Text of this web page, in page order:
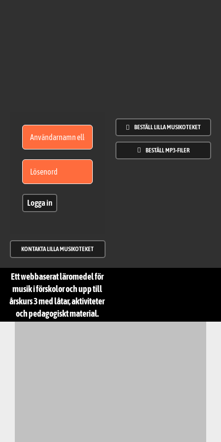
Logga in
BESTÄLL LILLA MUSIKOTEKET
BESTÄLL MP3-FILER
KONTAKTA LILLA MUSIKOTEKET
Ett webbaserat läromedel för
musik i förskolor och upp till
årskurs 3 med låtar, aktiviteter
och pedagogiskt material.